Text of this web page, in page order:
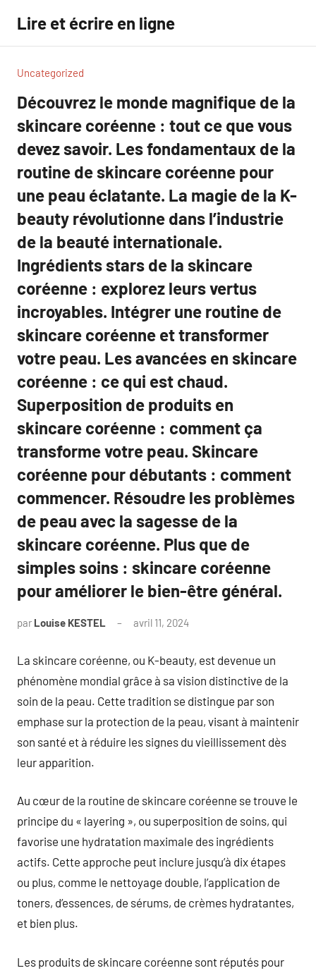
contenu
Lire et écrire en ligne
Uncategorized
Découvrez le monde magnifique de la
skincare coréenne : tout ce que vous
devez savoir. Les fondamentaux de la
routine de skincare coréenne pour
une peau éclatante. La magie de la K-
beauty révolutionne dans l’industrie
de la beauté internationale.
Ingrédients stars de la skincare
coréenne : explorez leurs vertus
incroyables. Intégrer une routine de
skincare coréenne et transformer
votre peau. Les avancées en skincare
coréenne : ce qui est chaud.
Superposition de produits en
skincare coréenne : comment ça
transforme votre peau. Skincare
coréenne pour débutants : comment
commencer. Résoudre les problèmes
de peau avec la sagesse de la
skincare coréenne. Plus que de
simples soins : skincare coréenne
pour améliorer le bien-être général.
par Louise KESTEL avril 11, 2024
La skincare coréenne, ou K-beauty, est devenue un
phénomène mondial grâce à sa vision distinctive de la
soin de la peau. Cette tradition se distingue par son
emphase sur la protection de la peau, visant à maintenir
son santé et à réduire les signes du vieillissement dès
leur apparition.
Au cœur de la routine de skincare coréenne se trouve le
principe du « layering », ou superposition de soins, qui
favorise une hydratation maximale des ingrédients
actifs. Cette approche peut inclure jusqu’à dix étapes
ou plus, comme le nettoyage double, l’application de
toners, d’essences, de sérums, de crèmes hydratantes,
et bien plus.
Les produits de skincare coréenne sont réputés pour